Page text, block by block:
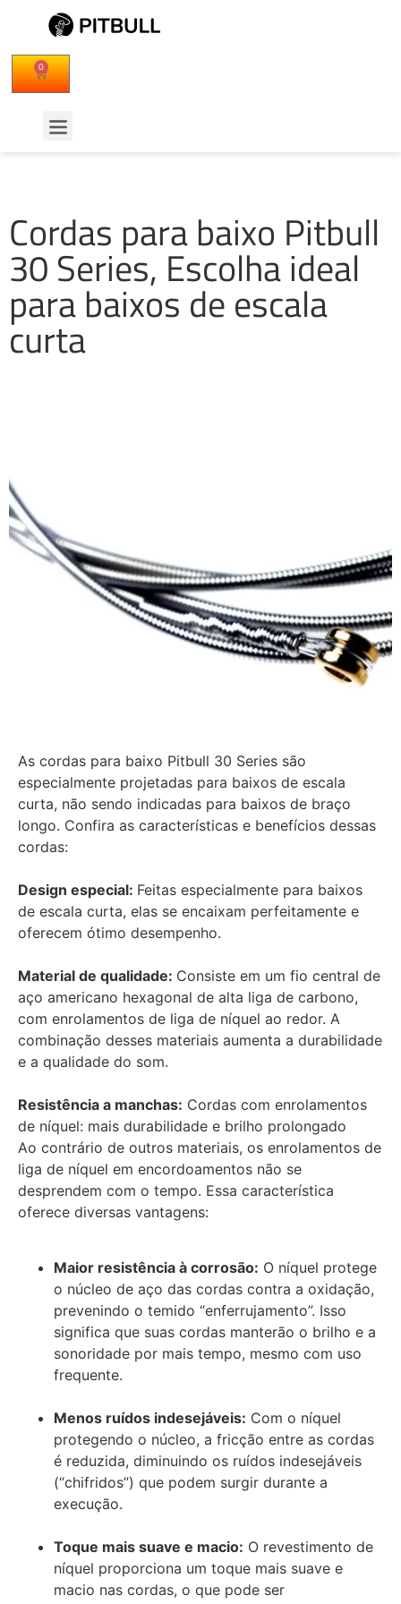
0
Cordas para baixo Pitbull
30 Series, Escolha ideal
para baixos de escala
curta
As cordas para baixo Pitbull 30 Series são
especialmente projetadas para baixos de escala
curta, não sendo indicadas para baixos de braço
longo. Confira as características e benefícios dessas
cordas:
Design especial: Feitas especialmente para baixos
de escala curta, elas se encaixam perfeitamente e
oferecem ótimo desempenho.
Material de qualidade: Consiste em um fio central de
aço americano hexagonal de alta liga de carbono,
com enrolamentos de liga de níquel ao redor. A
combinação desses materiais aumenta a durabilidade
e a qualidade do som.
Resistência a manchas: Cordas com enrolamentos
de níquel: mais durabilidade e brilho prolongado
Ao contrário de outros materiais, os enrolamentos de
liga de níquel em encordoamentos não se
desprendem com o tempo. Essa característica
oferece diversas vantagens:
Maior resistência à corrosão: O níquel protege
o núcleo de aço das cordas contra a oxidação,
prevenindo o temido “enferrujamento”. Isso
significa que suas cordas manterão o brilho e a
sonoridade por mais tempo, mesmo com uso
frequente.
Menos ruídos indesejáveis: Com o níquel
protegendo o núcleo, a fricção entre as cordas
é reduzida, diminuindo os ruídos indesejáveis
(“chifridos”) que podem surgir durante a
execução.
Toque mais suave e macio: O revestimento de
níquel proporciona um toque mais suave e
macio nas cordas, o que pode ser